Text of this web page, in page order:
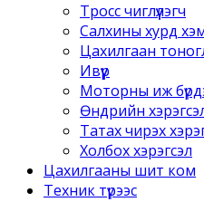
Тросс чиглүүлэгч
Салхины хурд
Цахилгаан
Ивүүр
Моторны иж
Өндрийн
Татах чирэх
Холбох хэрэгсэл
Цахилгааны шит ком
Техник түрээс